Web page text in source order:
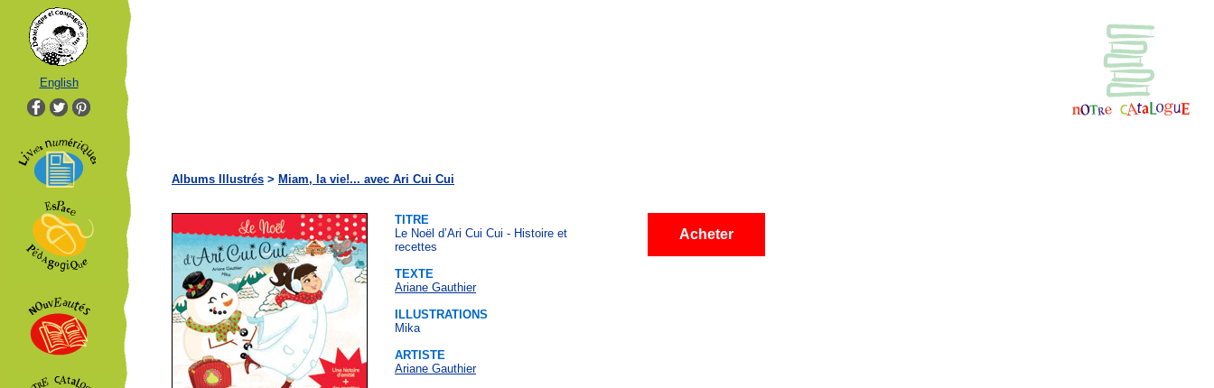
English
Albums Illustrés > Miam, la vie!... avec Ari Cui Cui
TITRE
Le Noël d’Ari Cui Cui - Histoire et
recettes
TEXTE
Ariane Gauthier
ILLUSTRATIONS
Mika
ARTISTE
Ariane Gauthier
Acheter